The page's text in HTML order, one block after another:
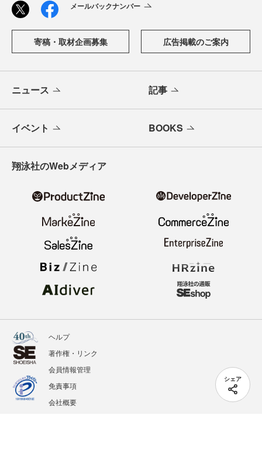
シェア
メールバックナンバー
寄稿・取材企画募集 広告掲載のご案内
ニュース 記事
イベント BOOKS
翔泳社のWebメディア
ヘルプ
著作権・リンク
会員情報管理
免責事項
会社概要